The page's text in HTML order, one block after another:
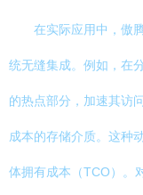
在实际应用中，傲
统无缝集成。例如，在
的热点部分，加速其访
成本的存储介质。这种
体拥有成本（TCO）。